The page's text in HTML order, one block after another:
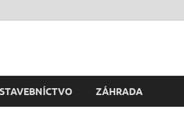
STAVEBNÍCTVO ZÁHRADA